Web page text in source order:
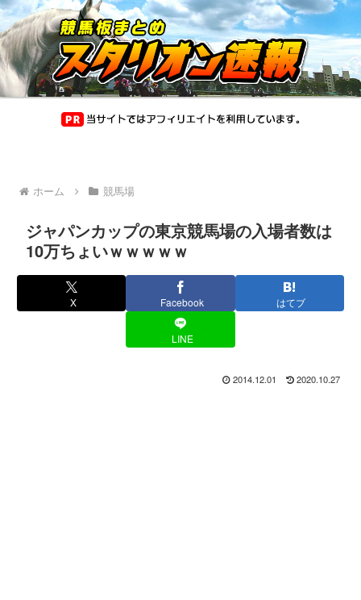
ホーム 競馬場
ジャパンカップの東京競馬場の入場者数は
10万ちょいｗｗｗｗｗ
X Facebook はてブ
LINE
2014.12.01 2020.10.27